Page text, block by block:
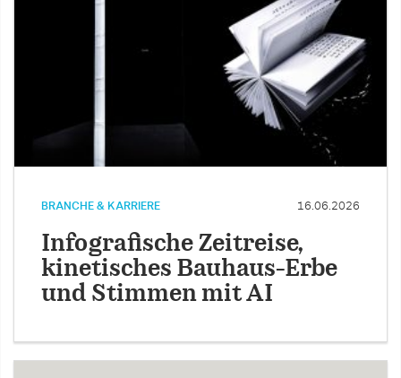
BRANCHE & KARRIERE 16.06.2026
Infografische Zeitreise,
kinetisches Bauhaus-Erbe
und Stimmen mit AI